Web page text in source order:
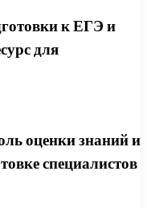
к ЕГЭ и
для
оценки знаний и
специалистов